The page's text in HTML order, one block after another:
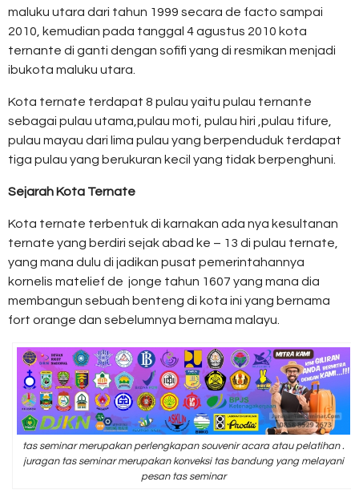
maluku utara dari tahun 1999 secara de facto sampai
2010, kemudian pada tanggal 4 agustus 2010 kota
ternante di ganti dengan sofifi yang di resmikan menjadi
ibukota maluku utara.
Kota ternate terdapat 8 pulau yaitu pulau ternante
sebagai pulau utama,pulau moti, pulau hiri ,pulau tifure,
pulau mayau dari lima pulau yang berpenduduk terdapat
tiga pulau yang berukuran kecil yang tidak berpenghuni.
Sejarah Kota Ternate
Kota ternate terbentuk di karnakan ada nya kesultanan
ternate yang berdiri sejak abad ke – 13 di pulau ternate,
yang mana dulu di jadikan pusat pemerintahannya
kornelis matelief de jonge tahun 1607 yang mana dia
membangun sebuah benteng di kota ini yang bernama
fort orange dan sebelumnya bernama malayu.
tas seminar merupakan perlengkapan souvenir acara atau pelatihan .
juragan tas seminar merupakan konveksi tas bandung yang melayani
pesan tas seminar